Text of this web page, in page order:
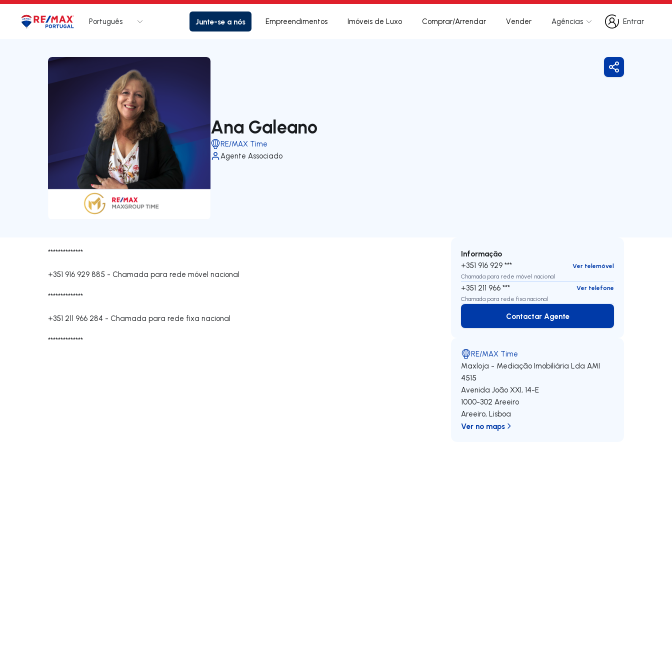
Logo Ir para página inicial
Português Junte-se a nós Empreendimentos Imóveis de Luxo Comprar/Arrendar Vender Agências
Entrar
Entrar
Ana Galeano
RE/MAX Time
Agente Associado
Partilhar
**************
+351 916 929 885 - Chamada para rede móvel nacional
**************
+351 211 966 284 - Chamada para rede fixa nacional
**************
Informação
+351 916 929 ***
Ver telemóvel
Chamada para rede móvel nacional
+351 211 966 ***
Ver telefone
Chamada para rede fixa nacional
Contactar Agente
Contactar Agente
RE/MAX Time
Maxloja - Mediação Imobiliária Lda AMI
4515
Avenida João XXI, 14-E
1000-302 Areeiro
Areeiro,Lisboa
Ver no maps